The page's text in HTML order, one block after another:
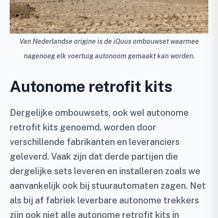
Van Nederlandse origine is de iQuus ombouwset waarmee
nagenoeg elk voertuig autonoom gemaakt kan worden.
Autonome retrofit kits
Dergelijke ombouwsets, ook wel autonome
retrofit kits genoemd, worden door
verschillende fabrikanten en leveranciers
geleverd. Vaak zijn dat derde partijen die
dergelijke sets leveren en installeren zoals we
aanvankelijk ook bij stuurautomaten zagen. Net
als bij af fabriek leverbare autonome trekkers
zijn ook niet alle autonome retrofit kits in